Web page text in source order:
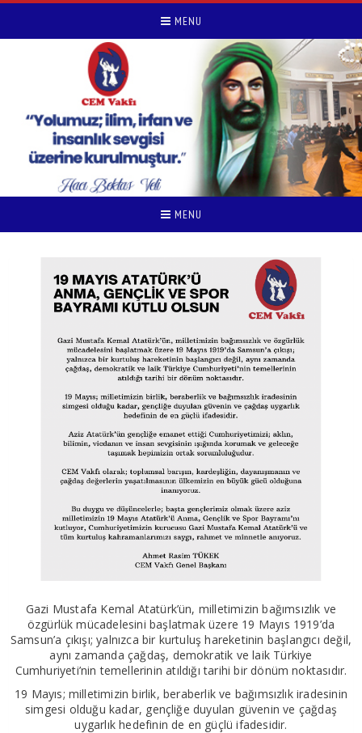
MENU
MENU
Gazi Mustafa Kemal Atatürk’ün, milletimizin bağımsızlık ve
özgürlük mücadelesini başlatmak üzere 19 Mayıs 1919’da
Samsun’a çıkışı; yalnızca bir kurtuluş hareketinin başlangıcı değil,
aynı zamanda çağdaş, demokratik ve laik Türkiye
Cumhuriyeti’nin temellerinin atıldığı tarihi bir dönüm noktasıdır.
19 Mayıs; milletimizin birlik, beraberlik ve bağımsızlık iradesinin
simgesi olduğu kadar, gençliğe duyulan güvenin ve çağdaş
uygarlık hedefinin de en güçlü ifadesidir.